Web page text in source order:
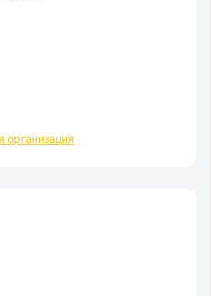
организация